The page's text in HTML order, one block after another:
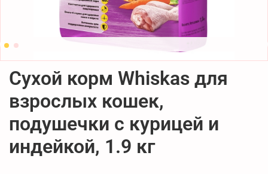
Сухой корм Whiskas для
взрослых кошек,
подушечки с курицей и
индейкой, 1.9 кг